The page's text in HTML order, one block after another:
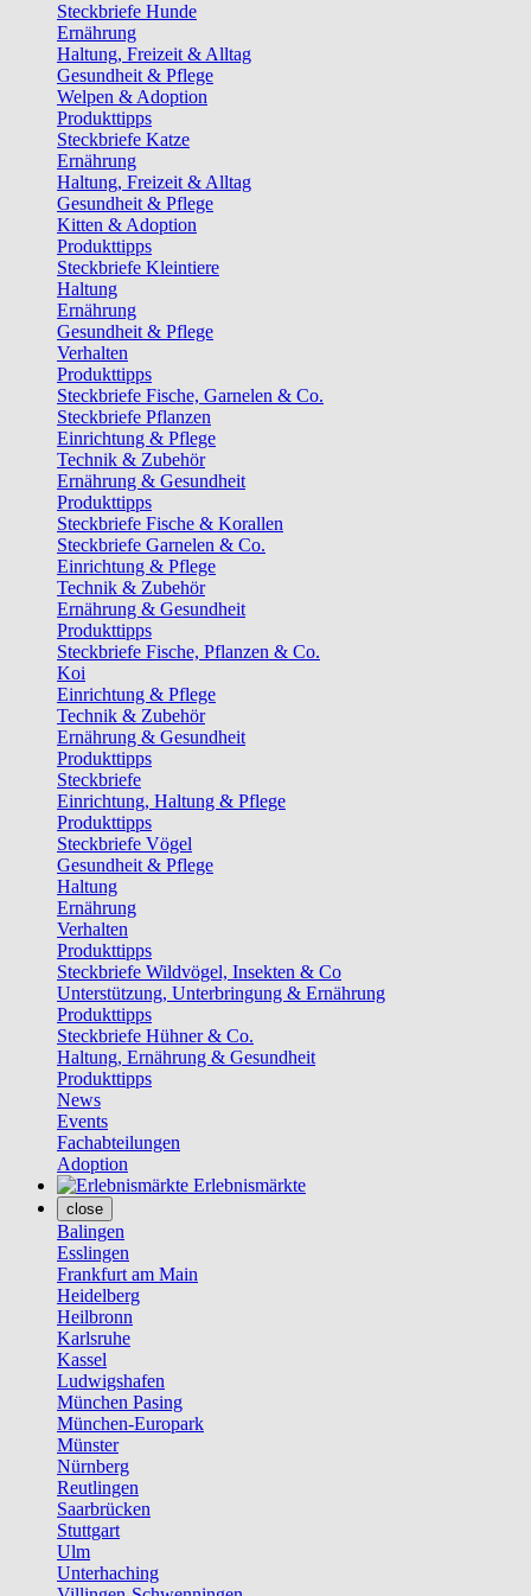
Steckbriefe Hunde
Ernährung
Haltung, Freizeit & Alltag
Gesundheit & Pflege
Welpen & Adoption
Produkttipps
Steckbriefe Katze
Ernährung
Haltung, Freizeit & Alltag
Gesundheit & Pflege
Kitten & Adoption
Produkttipps
Steckbriefe Kleintiere
Haltung
Ernährung
Gesundheit & Pflege
Verhalten
Produkttipps
Steckbriefe Fische, Garnelen & Co.
Steckbriefe Pflanzen
Einrichtung & Pflege
Technik & Zubehör
Ernährung & Gesundheit
Produkttipps
Steckbriefe Fische & Korallen
Steckbriefe Garnelen & Co.
Einrichtung & Pflege
Technik & Zubehör
Ernährung & Gesundheit
Produkttipps
Steckbriefe Fische, Pflanzen & Co.
Koi
Einrichtung & Pflege
Technik & Zubehör
Ernährung & Gesundheit
Produkttipps
Steckbriefe
Einrichtung, Haltung & Pflege
Produkttipps
Steckbriefe Vögel
Gesundheit & Pflege
Haltung
Ernährung
Verhalten
Produkttipps
Steckbriefe Wildvögel, Insekten & Co
Unterstützung, Unterbringung & Ernährung
Produkttipps
Steckbriefe Hühner & Co.
Haltung, Ernährung & Gesundheit
Produkttipps
News
Events
Fachabteilungen
Adoption
Erlebnismärkte
close
Balingen
Esslingen
Frankfurt am Main
Heidelberg
Heilbronn
Karlsruhe
Kassel
Ludwigshafen
München Pasing
München-Europark
Münster
Nürnberg
Reutlingen
Saarbrücken
Stuttgart
Ulm
Unterhaching